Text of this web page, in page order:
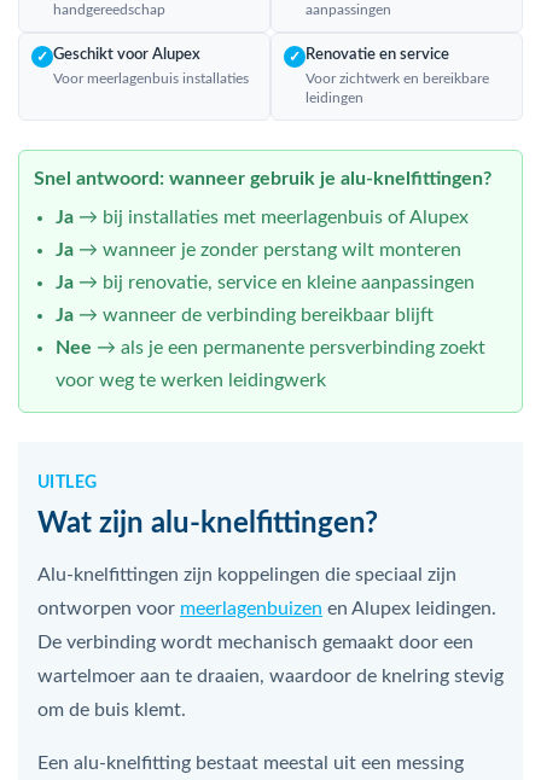
handgereedschap
aanpassingen
✓ Geschikt voor Alupex
Voor meerlagenbuis installaties
✓ Renovatie en service
Voor zichtwerk en bereikbare
leidingen
Snel antwoord: wanneer gebruik je alu-knelfittingen?
Ja → bij installaties met meerlagenbuis of Alupex
Ja → wanneer je zonder perstang wilt monteren
Ja → bij renovatie, service en kleine aanpassingen
Ja → wanneer de verbinding bereikbaar blijft
Nee → als je een permanente persverbinding zoekt
voor weg te werken leidingwerk
UITLEG
Wat zijn alu-knelfittingen?
Alu-knelfittingen zijn koppelingen die speciaal zijn
ontworpen voor meerlagenbuizen en Alupex leidingen.
De verbinding wordt mechanisch gemaakt door een
wartelmoer aan te draaien, waardoor de knelring stevig
om de buis klemt.
Een alu-knelfitting bestaat meestal uit een messing